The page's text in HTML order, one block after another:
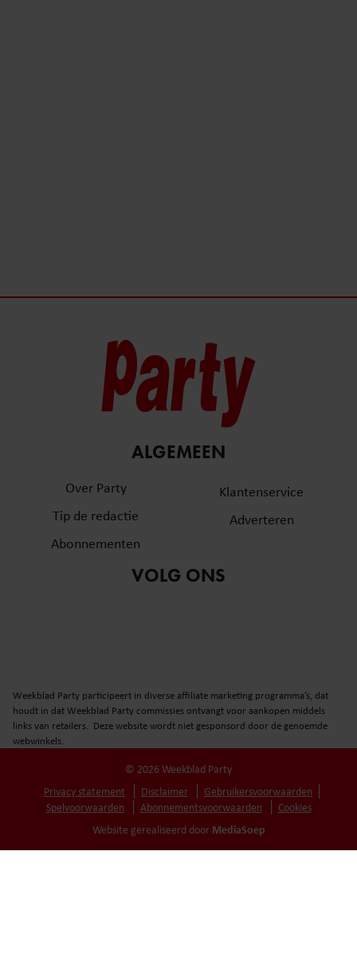
ALGEMEEN
Over Party
Tip de redactie
Abonnementen
Klantenservice
Adverteren
VOLG ONS
Weekblad Party participeert in diverse affiliate marketing programma’s, dat
houdt in dat Weekblad Party commissies ontvangt voor aankopen middels
links van retailers. Deze website wordt niet gesponsord door de genoemde
webwinkels.
© 2026 Weekblad Party
Privacy statement
Disclaimer
Gebruikersvoorwaarden
Spelvoorwaarden
Abonnementsvoorwaarden
Cookies
Website gerealiseerd door MediaSoep